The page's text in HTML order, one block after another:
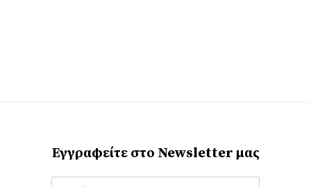
Εγγραφείτε στο Newsletter μας